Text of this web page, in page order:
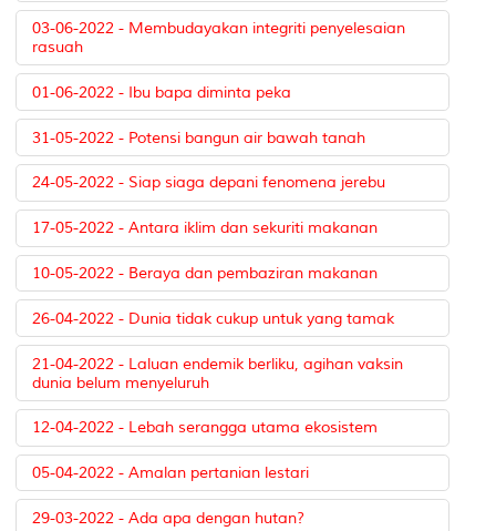
03-06-2022 - Membudayakan integriti penyelesaian
rasuah
01-06-2022 - Ibu bapa diminta peka
31-05-2022 - Potensi bangun air bawah tanah
24-05-2022 - Siap siaga depani fenomena jerebu
17-05-2022 - Antara iklim dan sekuriti makanan
10-05-2022 - Beraya dan pembaziran makanan
26-04-2022 - Dunia tidak cukup untuk yang tamak
21-04-2022 - Laluan endemik berliku, agihan vaksin
dunia belum menyeluruh
12-04-2022 - Lebah serangga utama ekosistem
05-04-2022 - Amalan pertanian lestari
29-03-2022 - Ada apa dengan hutan?